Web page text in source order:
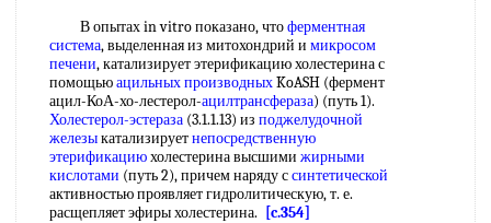
В опытах in vitro показано, чтоферментная
система, выделенная из митохондрий и микросом
печени, катализирует этерификацию холестерина с
помощьюацильных производныхKoASH (фермент
ацил-КоА-хо-лестерол-ацилтрансфераза) (путь 1).
Холестерол-эстераза (3.1.1.13) из поджелудочной
железыкатализируетнепосредственную
этерификациюхолестерина высшими жирными
кислотами (путь 2), причем наряду ссинтетической
активностью проявляет гидролитическую, т. е.
расщепляет эфиры холестерина.
[c.354]